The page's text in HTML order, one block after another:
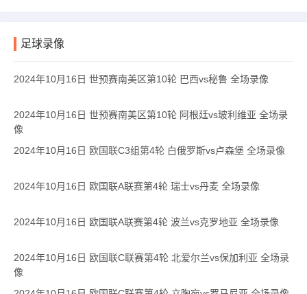
足球录像
2024年10月16日 世预赛南美区第10轮 巴西vs秘鲁 全场录像
2024年10月16日 世预赛南美区第10轮 阿根廷vs玻利维亚 全场录
像
2024年10月16日 欧国联C3组第4轮 白俄罗斯vs卢森堡 全场录像
2024年10月16日 欧国联A联赛第4轮 瑞士vs丹麦 全场录像
2024年10月16日 欧国联A联赛第4轮 波兰vs克罗地亚 全场录像
2024年10月16日 欧国联C联赛第4轮 北爱尔兰vs保加利亚 全场录
像